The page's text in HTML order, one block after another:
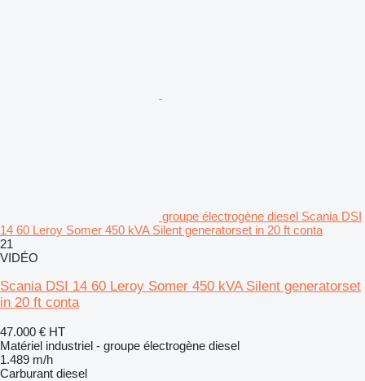
groupe électrogène diesel Scania DSI
14 60 Leroy Somer 450 kVA Silent generatorset in 20 ft conta
21
VIDÉO
Scania DSI 14 60 Leroy Somer 450 kVA Silent generatorset
in 20 ft conta
47.000 € HT
Matériel industriel - groupe électrogène diesel
1.489 m/h
Carburant diesel